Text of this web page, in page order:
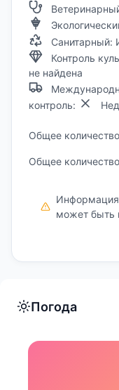
Санитарный:
Контроль
не найдена
контроль:
Общее
Общее
Информация
может быть
Погода